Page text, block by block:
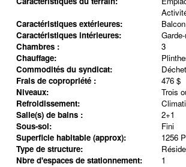
Caractéristiques extérieures:
Balcon
Caractéristiques intérieures:
Chambres :
3
Chauffage:
Commodités du syndicat:
Frais de copropriété :
476 $
Niveaux:
Trois
Refroidissement:
Salle(s) de bains :
2+1
Sous-sol:
Fini
Superficie habitable (approx):
1256
Type de structure:
Nbre d'espaces de stationnement:
1